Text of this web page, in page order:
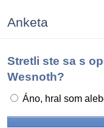
Anketa
Stretli ste sa s
Wesnoth?
Áno, hral som